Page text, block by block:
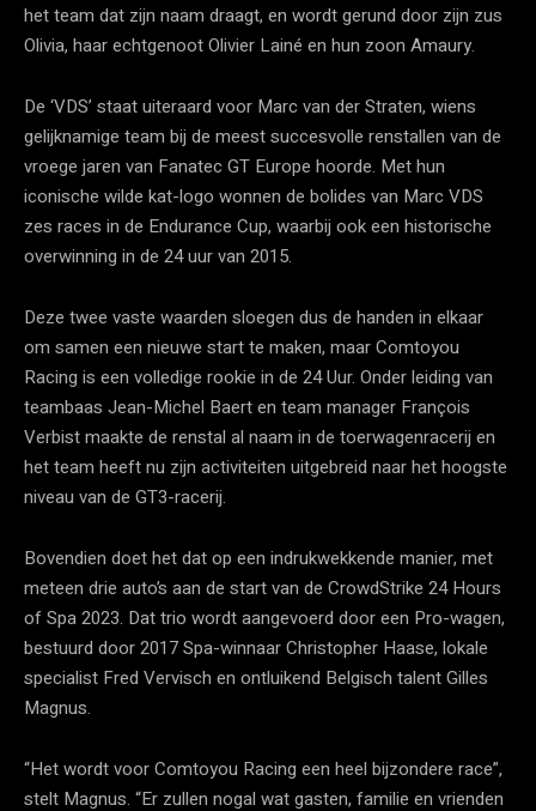
het team dat zijn naam draagt, en wordt gerund door zijn zus
Olivia, haar echtgenoot Olivier Lainé en hun zoon Amaury.
De ‘VDS’ staat uiteraard voor Marc van der Straten, wiens
gelijknamige team bij de meest succesvolle renstallen van de
vroege jaren van Fanatec GT Europe hoorde. Met hun
iconische wilde kat-logo wonnen de bolides van Marc VDS
zes races in de Endurance Cup, waarbij ook een historische
overwinning in de 24 uur van 2015.
Deze twee vaste waarden sloegen dus de handen in elkaar
om samen een nieuwe start te maken, maar Comtoyou
Racing is een volledige rookie in de 24 Uur. Onder leiding van
teambaas Jean-Michel Baert en team manager François
Verbist maakte de renstal al naam in de toerwagenracerij en
het team heeft nu zijn activiteiten uitgebreid naar het hoogste
niveau van de GT3-racerij.
Bovendien doet het dat op een indrukwekkende manier, met
meteen drie auto’s aan de start van de CrowdStrike 24 Hours
of Spa 2023. Dat trio wordt aangevoerd door een Pro-wagen,
bestuurd door 2017 Spa-winnaar Christopher Haase, lokale
specialist Fred Vervisch en ontluikend Belgisch talent Gilles
Magnus.
“Het wordt voor Comtoyou Racing een heel bijzondere race”,
stelt Magnus. “Er zullen nogal wat gasten, familie en vrienden